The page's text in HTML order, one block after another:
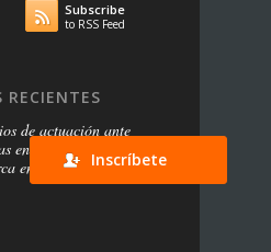
 Subscribe
to RSS Feed
RECIENTES
de actuación ante
en redes sociales
en
en las redes sociales
Inscríbete